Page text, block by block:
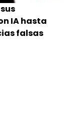
IA hasta
falsas